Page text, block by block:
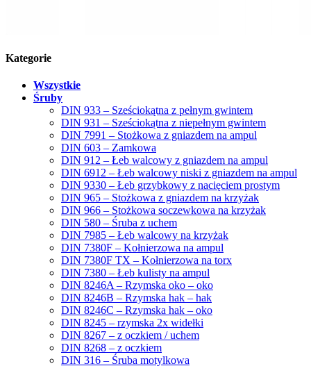
Kategorie
Wszystkie
Śruby
DIN 933 – Sześciokątna z pełnym gwintem
DIN 931 – Sześciokątna z niepełnym gwintem
DIN 7991 – Stożkowa z gniazdem na ampul
DIN 603 – Zamkowa
DIN 912 – Łeb walcowy z gniazdem na ampul
DIN 6912 – Łeb walcowy niski z gniazdem na ampul
DIN 9330 – Łeb grzybkowy z nacięciem prostym
DIN 965 – Stożkowa z gniazdem na krzyżak
DIN 966 – Stożkowa soczewkowa na krzyżak
DIN 580 – Śruba z uchem
DIN 7985 – Łeb walcowy na krzyżak
DIN 7380F – Kołnierzowa na ampul
DIN 7380F TX – Kołnierzowa na torx
DIN 7380 – Łeb kulisty na ampul
DIN 8246A – Rzymska oko – oko
DIN 8246B – Rzymska hak – hak
DIN 8246C – Rzymska hak – oko
DIN 8245 – rzymska 2x widełki
DIN 8267 – z oczkiem / uchem
DIN 8268 – z oczkiem
DIN 316 – Śruba motylkowa